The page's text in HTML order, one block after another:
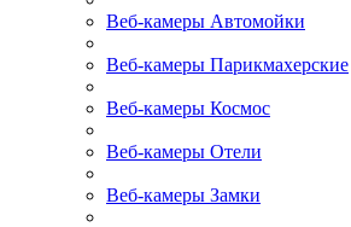
Веб-камеры Автомойки
Веб-камеры Парикмахерские
Веб-камеры Космос
Веб-камеры Отели
Веб-камеры Замки